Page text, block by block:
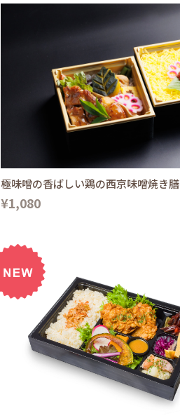
極味噌の香ばしい鶏の西京味噌焼き膳
¥1,080